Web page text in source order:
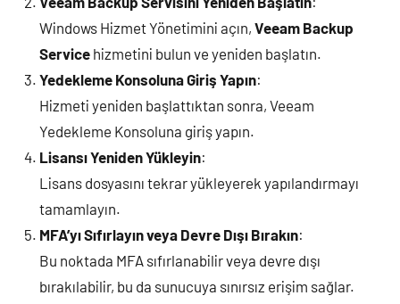
Windows Hizmet Yönetimini açın, Veeam Backup
Service hizmetini bulun ve yeniden başlatın.
Yedekleme Konsoluna Giriş Yapın:
Hizmeti yeniden başlattıktan sonra, Veeam
Yedekleme Konsoluna giriş yapın.
Lisansı Yeniden Yükleyin:
Lisans dosyasını tekrar yükleyerek yapılandırmayı
tamamlayın.
MFA’yı Sıfırlayın veya Devre Dışı Bırakın:
Bu noktada MFA sıfırlanabilir veya devre dışı
bırakılabilir, bu da sunucuya sınırsız erişim sağlar.